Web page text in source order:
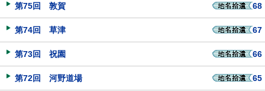
第75回 敦賀 68
第74回 草津 67
第73回 祝園 66
第72回 河野道場 65